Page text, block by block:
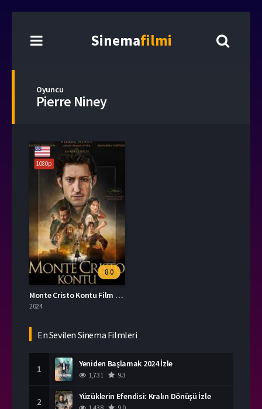
Sinemafilmi
Oyuncu
Pierre Niney
1080p
8.0
Monte Cristo Kontu Film İzle
2024
En Sevilen Sinema Filmleri
1 Yeniden Başlamak 2024 İzle
1,731 9.3
2 Yüzüklerin Efendisi: Kralın Dönüşü İzle